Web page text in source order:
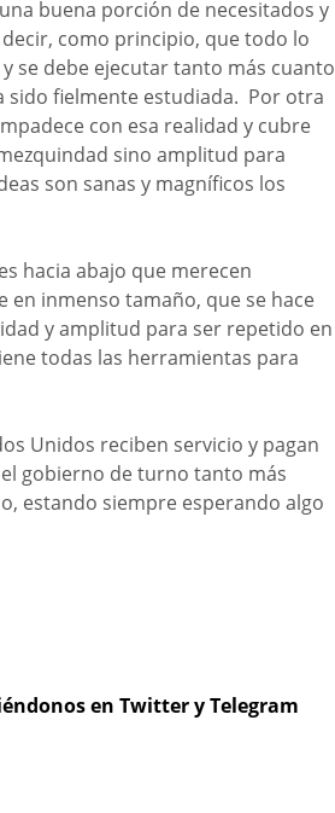
buena porción de necesitados y
como principio, que todo lo
se debe ejecutar tanto más cuanto
sido fielmente estudiada. Por otra
con esa realidad y cubre
sino amplitud para
son sanas y magníficos los
hacia abajo que merecen
en inmenso tamaño, que se hace
y amplitud para ser repetido en
todas las herramientas para
Unidos reciben servicio y pagan
gobierno de turno tanto más
estando siempre esperando algo
en Twitter y Telegram